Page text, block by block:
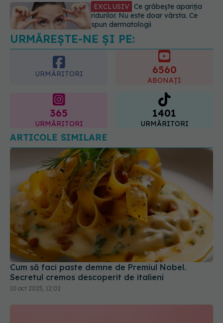
Alina Pușcău dezvăluie diagnosticul
care i-a schimbat viața: Am cancer
la sân. Am intrat în metastază
07.08.2026, 12:39
URMĂREȘTE-NE ȘI PE:
URMĂRITORI
ABONAȚI
URMĂRITORI
1401
URMĂRITORI
ARTICOLE SIMILARE
Cum să faci paste demne de Premiul Nobel.
Secretul cremos descoperit de italieni
10 oct 2025, 12:02